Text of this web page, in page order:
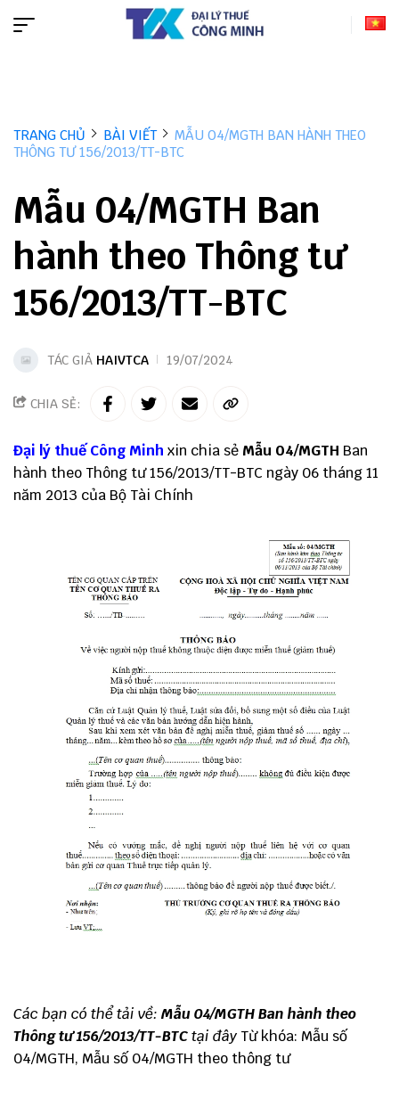
TRANG CHỦ BÀI VIẾT
MẪU 04/MGTH BAN HÀNH THEO
THÔNG TƯ 156/2013/TT-BTC
Mẫu 04/MGTH Ban
hành theo Thông tư
156/2013/TT-BTC
TÁC GIẢ HAIVTCA 19/07/2024
CHIA SẺ:
Đại lý thuế Công Minh xin chia sẻ Mẫu 04/MGTH Ban
hành theo Thông tư 156/2013/TT-BTC ngày 06 tháng 11
năm 2013 của Bộ Tài Chính
Các bạn có thể tải về: Mẫu 04/MGTH Ban hành theo
Thông tư 156/2013/TT-BTCtại đây Từ khóa: Mẫu số
04/MGTH, Mẫu số 04/MGTH theo thông tư